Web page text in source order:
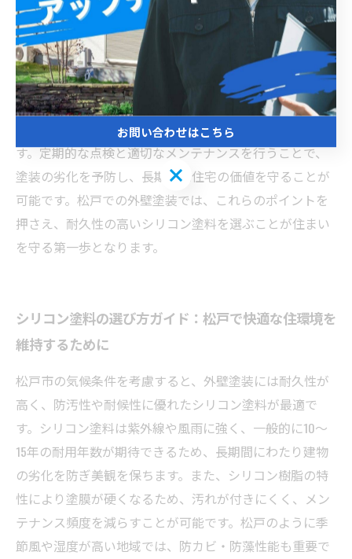
ら15年程度とされており、コストパフォーマンスに優れ
ています。特に松戸のように四季がはっきりしている地
域では、季節ごとの気候変動に対応できる耐久性が重要
です。塗料選びの際は、耐候性や耐水性に加え、施工業
者の技術力も考慮すべきです。また、施工前の下地処理
が丁寧に行われることで塗料の持ちが格段に向上しま
す。定期的な点検と適切なメンテナンスを行うことで、
塗装の劣化を予防し、長期的に住宅の価値を守ることが
可能です。松戸での外壁塗装では、これらのポイントを
押さえ、耐久性の高いシリコン塗料を選ぶことが住まい
を守る第一歩となります。
シリコン塗料の選び方ガイド：松戸で快適な住環境を
維持するために
松戸市の気候条件を考慮すると、外壁塗装には耐久性が
高く、防汚性や耐候性に優れたシリコン塗料が最適で
す。シリコン塗料は紫外線や風雨に強く、一般的に10〜
15年の耐用年数が期待できるため、長期間にわたり建物
の劣化を防ぎ美観を保ちます。また、シリコン樹脂の特
性により塗膜が硬くなるため、汚れが付きにくく、メン
テナンス頻度を減らすことが可能です。松戸のように季
節風や湿度が高い地域では、防カビ・防藻性能も重要で
お問い合わせはこちら
お問い合わせはこちら